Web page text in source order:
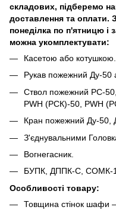
складових, підберемо
доставлення та оплати.
понеділка по п'ятницю і
можна укомплектувати:
Касетою або котушкою.
Рукав пожежний Ду-50
Ствол пожежний РС-
PWH (РСК)-50, PWH
Кран пожежний Ду-50,
З'єднувальними
Вогнегасник.
БУПК, ДППК-С, СОМК-
Особливості товару:
Товщина стінок шафи